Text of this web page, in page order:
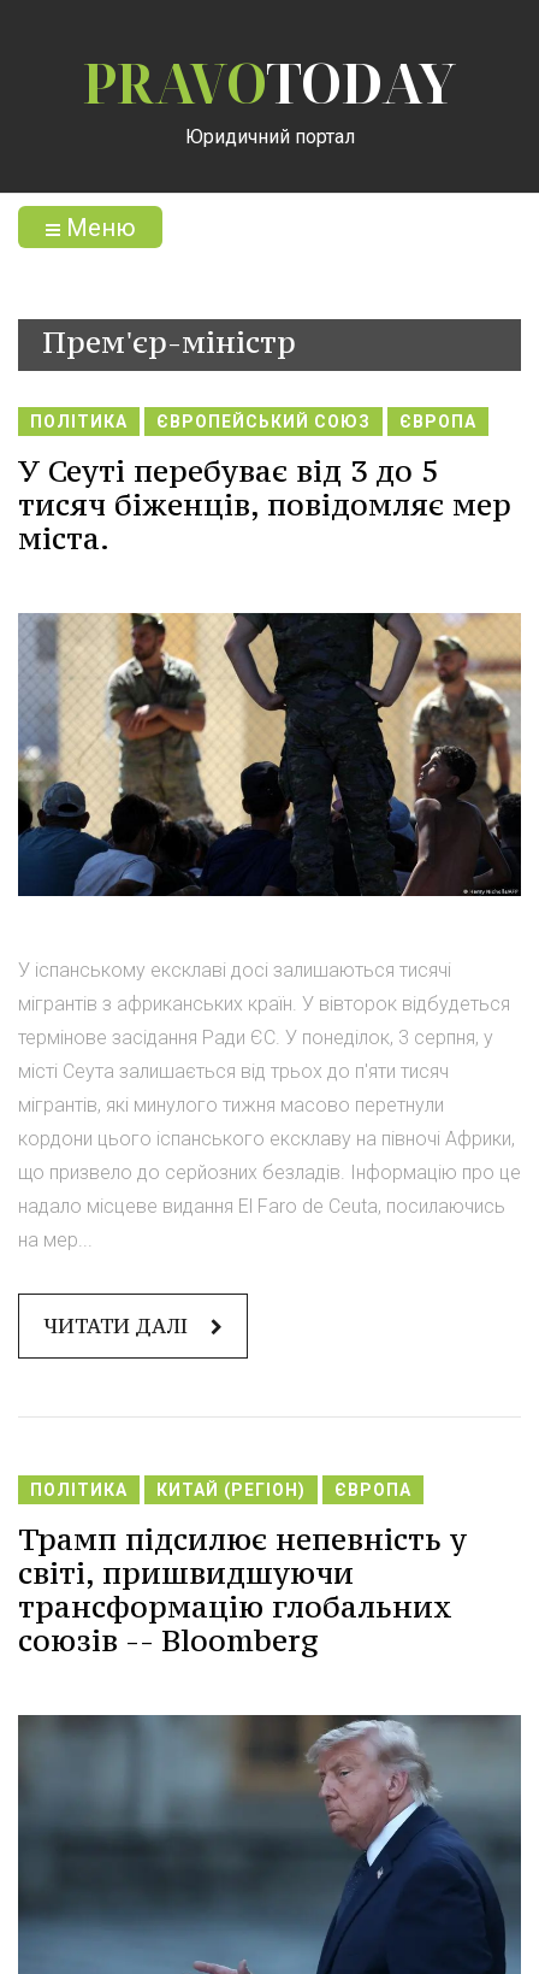
PRAVOTODAY
Юридичний портал
Меню
Прем'єр-міністр
ПОЛІТИКА ЄВРОПЕЙСЬКИЙ СОЮЗ ЄВРОПА
У Сеуті перебуває від 3 до 5
тисяч біженців, повідомляє мер
міста.
У іспанському ексклаві досі залишаються тисячі
мігрантів з африканських країн. У вівторок відбудеться
термінове засідання Ради ЄС. У понеділок, 3 серпня, у
місті Сеута залишається від трьох до п'яти тисяч
мігрантів, які минулого тижня масово перетнули
кордони цього іспанського ексклаву на півночі Африки,
що призвело до серйозних безладів. Інформацію про це
надало місцеве видання El Faro de Ceuta, посилаючись
на мер...
ЧИТАТИ ДАЛІ
ПОЛІТИКА КИТАЙ (РЕГІОН) ЄВРОПА
Трамп підсилює непевність у
світі, пришвидшуючи
трансформацію глобальних
союзів -- Bloomberg